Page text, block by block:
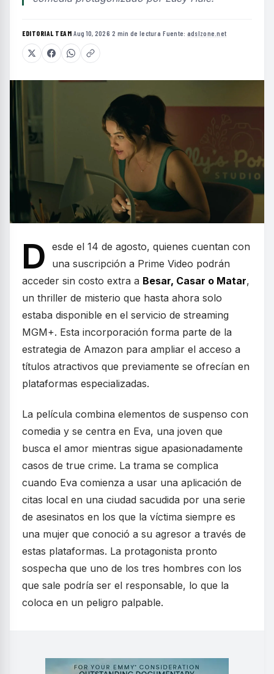
EDITORIAL TEAM·Aug 10, 2026·2 min de lectura·Fuente: adslzone.net
D esde el 14 de agosto, quienes cuentan con
una suscripción a Prime Video podrán
acceder sin costo extra a Besar, Casar o Matar,
un thriller de misterio que hasta ahora solo
estaba disponible en el servicio de streaming
MGM+. Esta incorporación forma parte de la
estrategia de Amazon para ampliar el acceso a
títulos atractivos que previamente se ofrecían en
plataformas especializadas.
La película combina elementos de suspenso con
comedia y se centra en Eva, una joven que
busca el amor mientras sigue apasionadamente
casos de true crime. La trama se complica
cuando Eva comienza a usar una aplicación de
citas local en una ciudad sacudida por una serie
de asesinatos en los que la víctima siempre es
una mujer que conoció a su agresor a través de
estas plataformas. La protagonista pronto
sospecha que uno de los tres hombres con los
que sale podría ser el responsable, lo que la
coloca en un peligro palpable.